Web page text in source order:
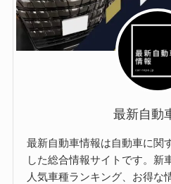
最新自動
最新自動車情報は自動車に関
した総合情報サイトです。新
人気車種ランキング、お得な